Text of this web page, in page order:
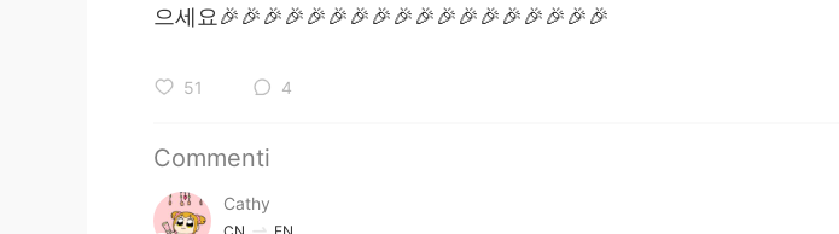
으세요🎉🎉🎉🎉🎉🎉🎉🎉🎉🎉🎉🎉🎉🎉🎉🎉🎉🎉
51 4
Commenti
Cathy